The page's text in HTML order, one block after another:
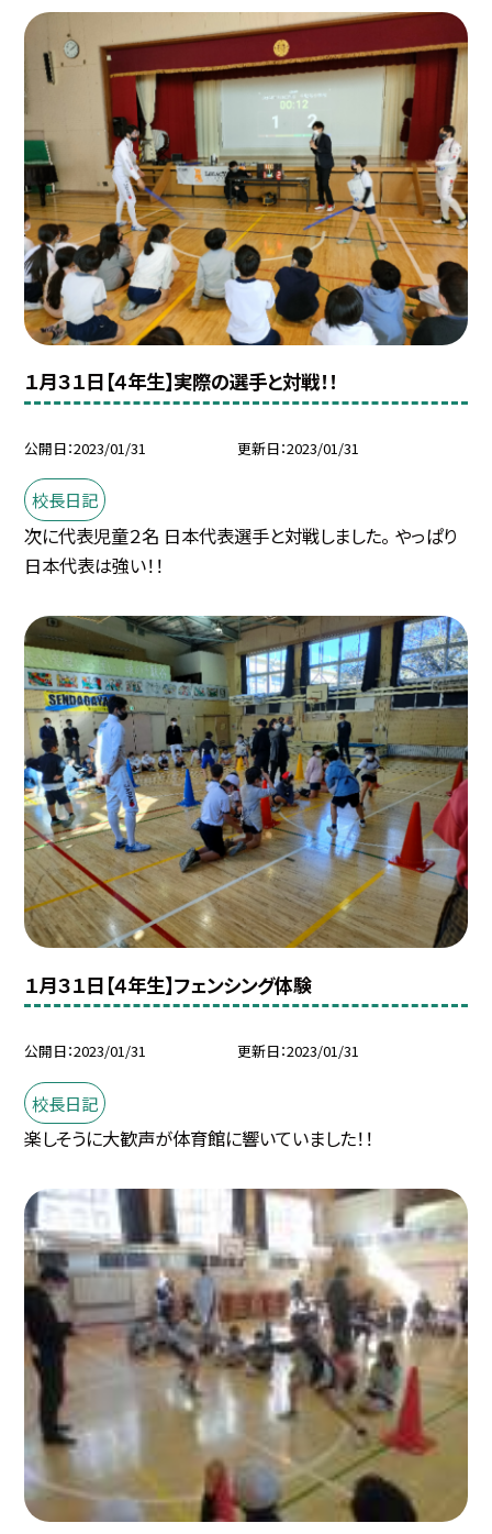
１月３１日【４年生】実際の選手と対戦！！
公開日 2023/01/31 更新日 2023/01/31
校長日記
次に代表児童２名 日本代表選手と対戦しました。 やっぱり
日本代表は強い！！
１月３１日【４年生】フェンシング体験
公開日 2023/01/31 更新日 2023/01/31
校長日記
楽しそうに大歓声が体育館に響いていました！！